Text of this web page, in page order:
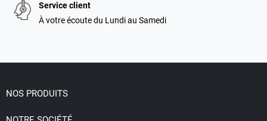
Service client
À votre écoute du Lundi au Samedi
NOS PRODUITS